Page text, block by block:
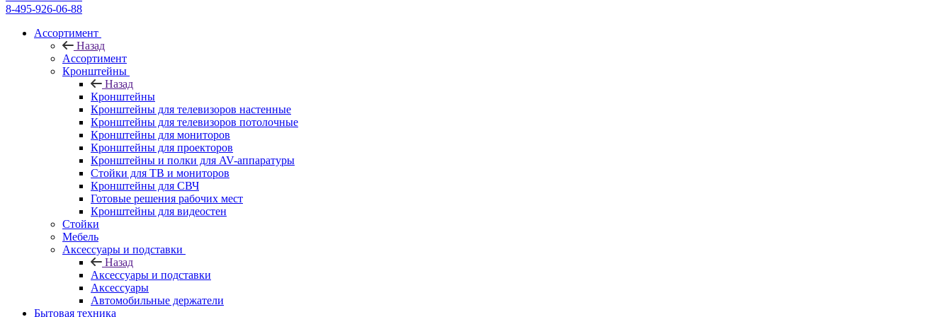
8-495-926-06-88
Ассортимент
Назад
Ассортимент
Кронштейны
Назад
Кронштейны
Кронштейны для телевизоров настенные
Кронштейны для телевизоров потолочные
Кронштейны для мониторов
Кронштейны для проекторов
Кронштейны и полки для AV-аппаратуры
Стойки для ТВ и мониторов
Кронштейны для СВЧ
Готовые решения рабочих мест
Кронштейны для видеостен
Стойки
Мебель
Аксессуары и подставки
Назад
Аксессуары и подставки
Аксессуары
Автомобильные держатели
Бытовая техника